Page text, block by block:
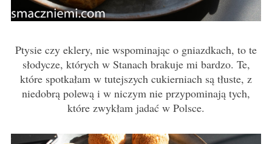
Ptysie czy eklery, nie wspominając o gniazdkach, to te
słodycze, których w Stanach brakuje mi bardzo. Te,
które spotkałam w tutejszych cukierniach są tłuste, z
niedobrą polewą i w niczym nie przypominają tych,
które zwykłam jadać w Polsce.